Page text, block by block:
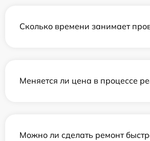
Сколько времени занимает
Меняется ли цена в процессе
Можно ли сделать ремонт